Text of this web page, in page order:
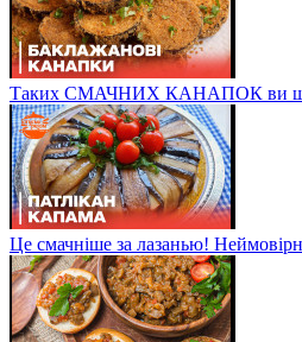
Таких СМАЧНИХ КАНАПОК ви ще
Це смачніше за лазанью!